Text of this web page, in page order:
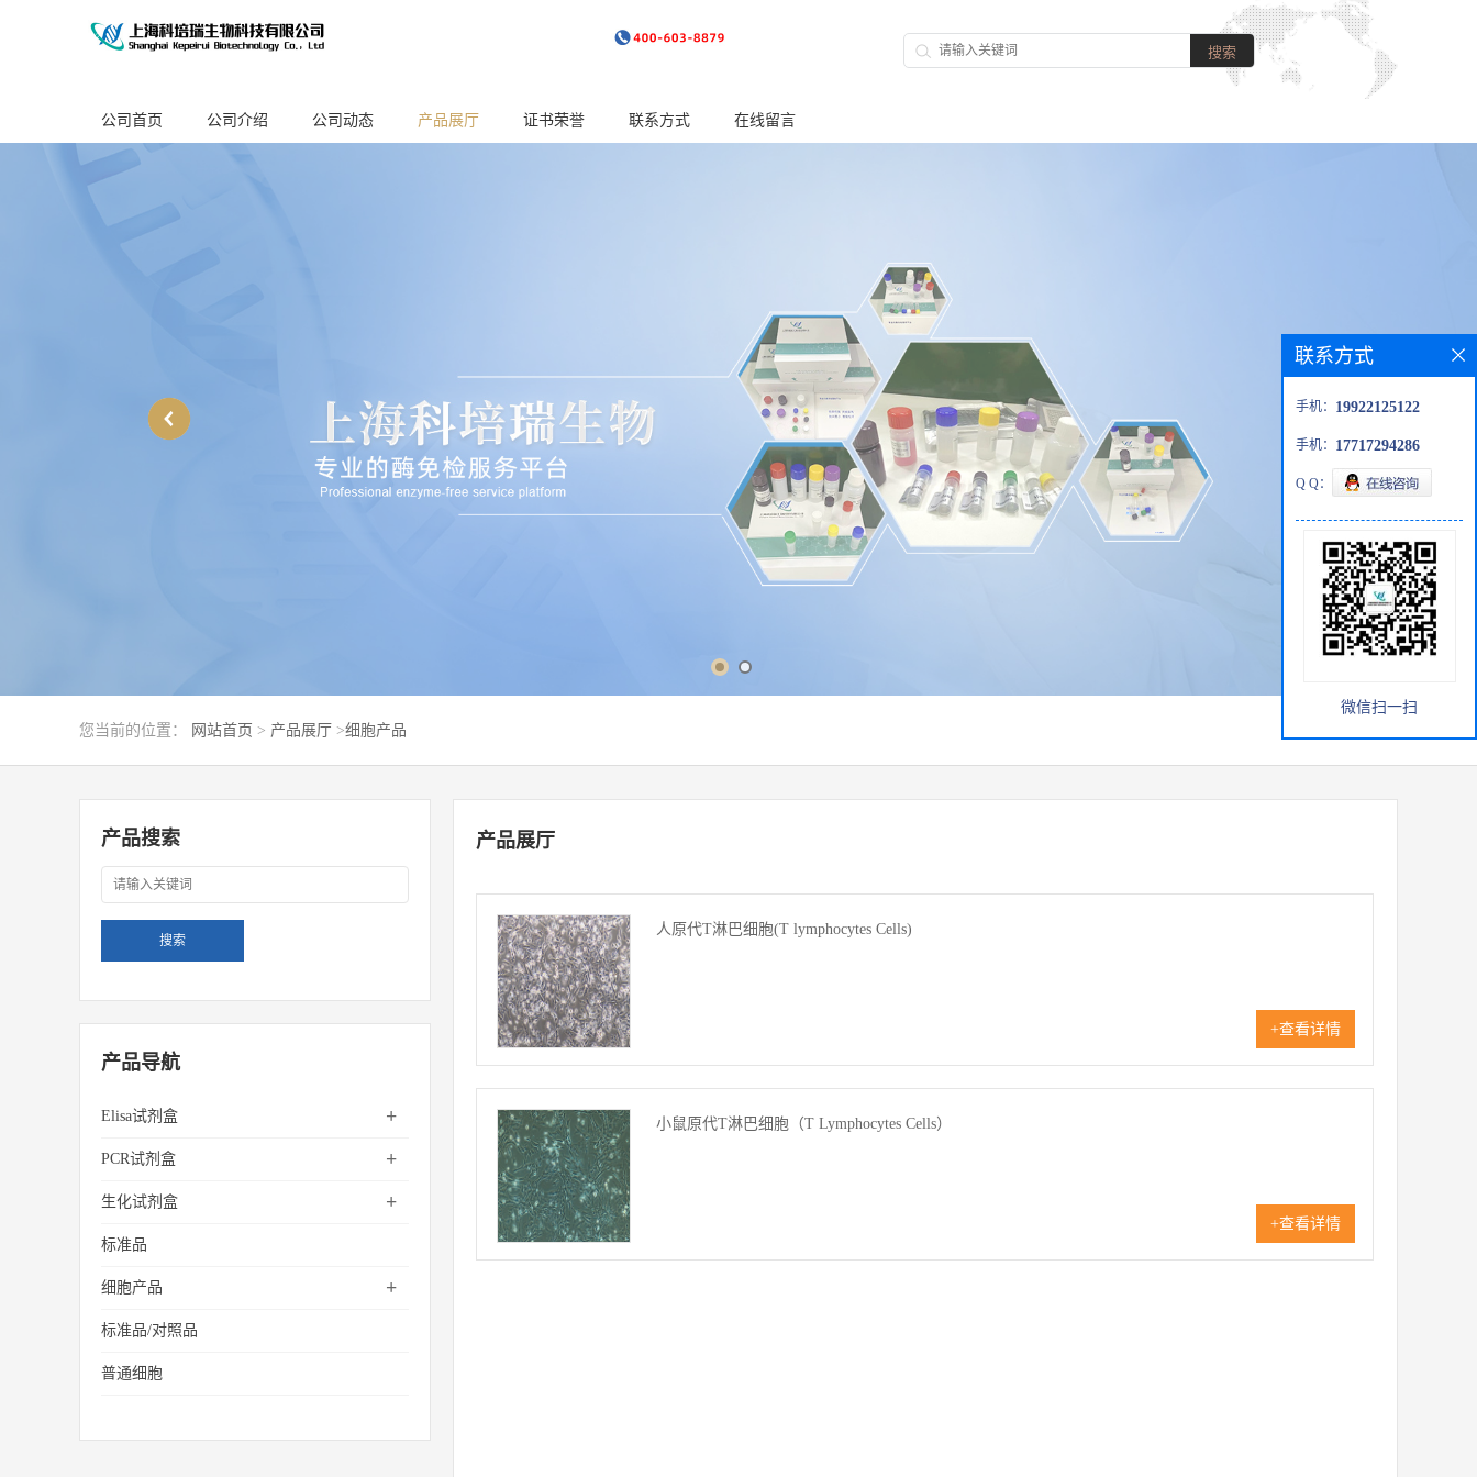
公司首页 公司介绍 公司动态 产品展厅 证书荣誉 联系方式 在线留言
您当前的位置： 网站首页 > 产品展厅 >细胞产品
产品搜索
产品导航
Elisa试剂盒 +
PCR试剂盒 +
生化试剂盒 +
标准品
细胞产品 +
标准品/对照品
普通细胞
产品展厅
人原代T淋巴细胞(T lymphocytes Cells)
+查看详情
小鼠原代T淋巴细胞（T Lymphocytes Cells）
+查看详情
联系方式
手机： 19922125122
手机： 17717294286
Q Q：
微信扫一扫